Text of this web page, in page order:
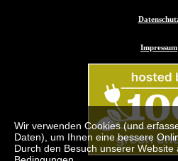
Impressum
Wir verwenden Cookies (und
Daten), um Ihnen eine bessere
Durch den Besuch unserer